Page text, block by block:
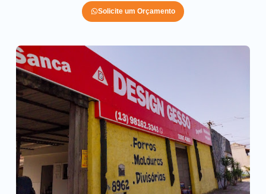
Solicite um Orçamento